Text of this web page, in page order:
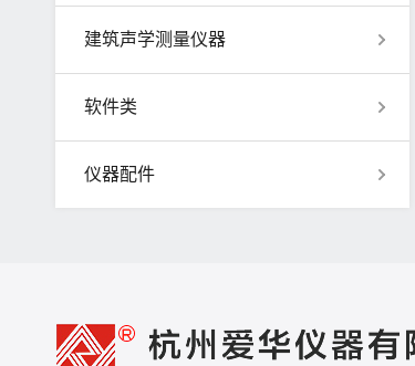
建筑声学测量仪器
软件类
仪器配件